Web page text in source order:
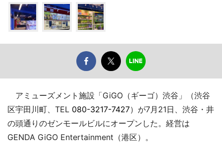
アミューズメント施設「GiGO（ギーゴ）渋谷」（渋谷
区宇田川町、TEL 080-3217-7427）が7月21日、渋谷・井
の頭通りのゼンモールビルにオープンした。経営は
GENDA GiGO Entertainment（港区）。